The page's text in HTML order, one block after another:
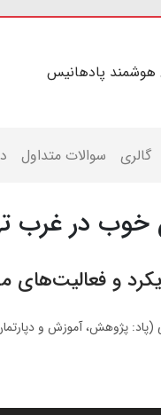
پادهانیس
گالری سوالات متداول
خوب در غرب
و فعالیت‌های
(پاد: پژوهش، آموزش و